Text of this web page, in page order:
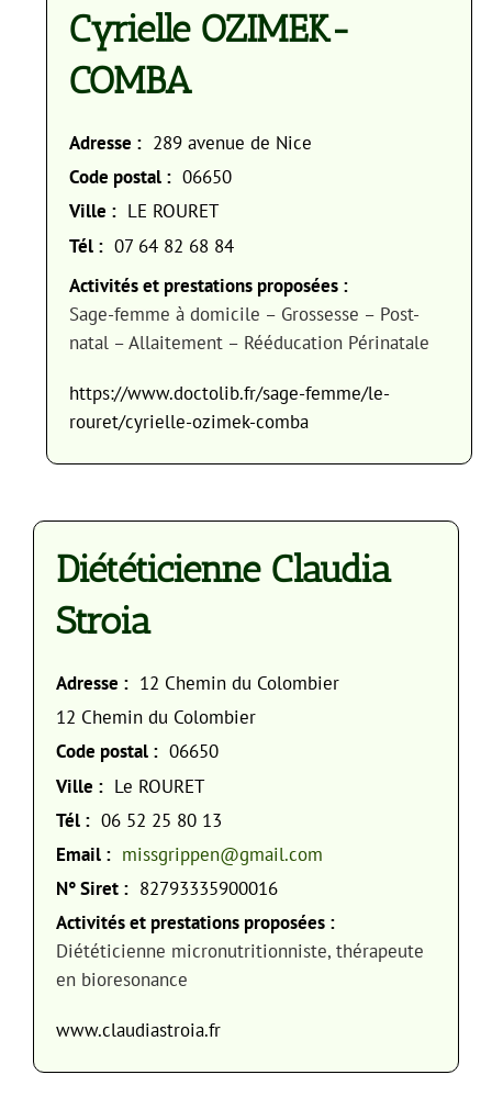
Cyrielle OZIMEK-
COMBA
Adresse : 289 avenue de Nice
Code postal : 06650
Ville : LE ROURET
Tél : 07 64 82 68 84
Activités et prestations proposées :
Sage-femme à domicile – Grossesse – Post-
natal – Allaitement – Rééducation Périnatale
https://www.doctolib.fr/sage-femme/le-
rouret/cyrielle-ozimek-comba
Diététicienne Claudia
Stroia
Adresse : 12 Chemin du Colombier
12 Chemin du Colombier
Code postal : 06650
Ville : Le ROURET
Tél : 06 52 25 80 13
Email : missgrippen@gmail.com
N° Siret : 82793335900016
Activités et prestations proposées :
Diététicienne micronutritionniste, thérapeute
en bioresonance
www.claudiastroia.fr